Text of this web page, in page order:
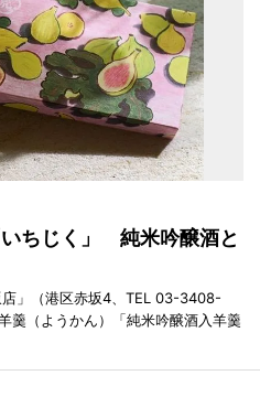
ちじく」 純米吟醸酒と
」（港区赤坂4、TEL 03-3408-
羹（ようかん）「純米吟醸酒入羊羹